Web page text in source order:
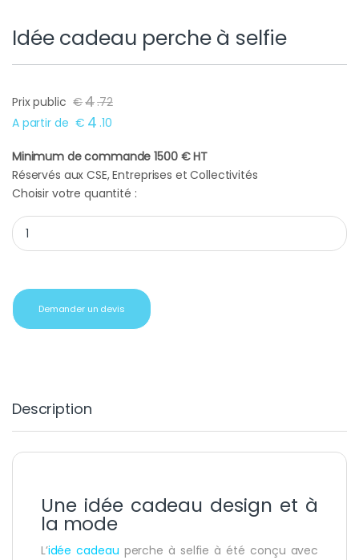
Idée cadeau perche à selfie
Prix public €4.72
A partir de € 4 .10
Minimum de commande 1500 € HT
Réservés aux CSE, Entreprises et Collectivités
Choisir votre quantité :
Idée cadeau perche à selfie quantity
Demander un devis
Description
Une idée cadeau design et à
la mode
L’idée cadeau perche à selfie à été conçu avec